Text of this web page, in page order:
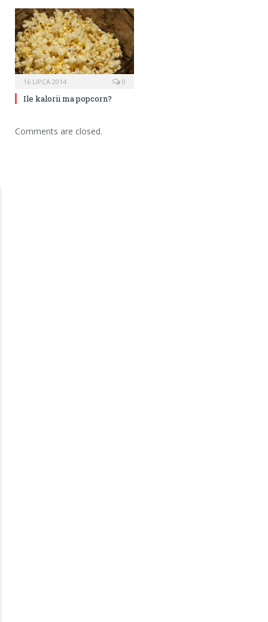
16 LIPCA 2014 0
Ile kalorii ma popcorn?
Comments are closed.